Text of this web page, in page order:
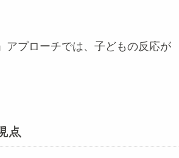
アプローチでは、子どもの反応が
点